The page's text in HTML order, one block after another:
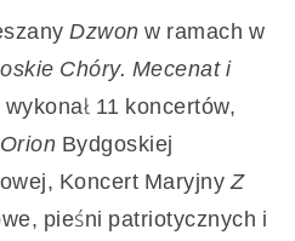
Dzwon w ramach w
Chóry. Mecenat i
wykonał 11 koncertów,
Orion Bydgoskiej
Koncert Maryjny Z
pieśni patriotycznych i